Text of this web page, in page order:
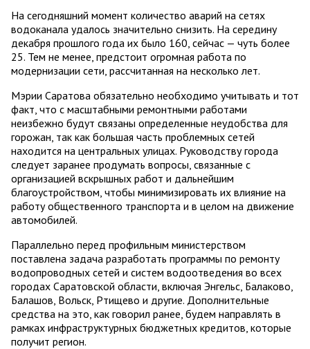
На сегодняшний момент количество аварий на сетях
водоканала удалось значительно снизить. На середину
декабря прошлого года их было 160, сейчас — чуть более
25. Тем не менее, предстоит огромная работа по
модернизации сети, рассчитанная на несколько лет.
Мэрии Саратова обязательно необходимо учитывать и тот
факт, что с масштабными ремонтными работами
неизбежно будут связаны определенные неудобства для
горожан, так как большая часть проблемных сетей
находится на центральных улицах. Руководству города
следует заранее продумать вопросы, связанные с
организацией вскрышных работ и дальнейшим
благоустройством, чтобы минимизировать их влияние на
работу общественного транспорта и в целом на движение
автомобилей.
Параллельно перед профильным министерством
поставлена задача разработать программы по ремонту
водопроводных сетей и систем водоотведения во всех
городах Саратовской области, включая Энгельс, Балаково,
Балашов, Вольск, Ртищево и другие. Дополнительные
средства на это, как говорил ранее, будем направлять в
рамках инфраструктурных бюджетных кредитов, которые
получит регион.